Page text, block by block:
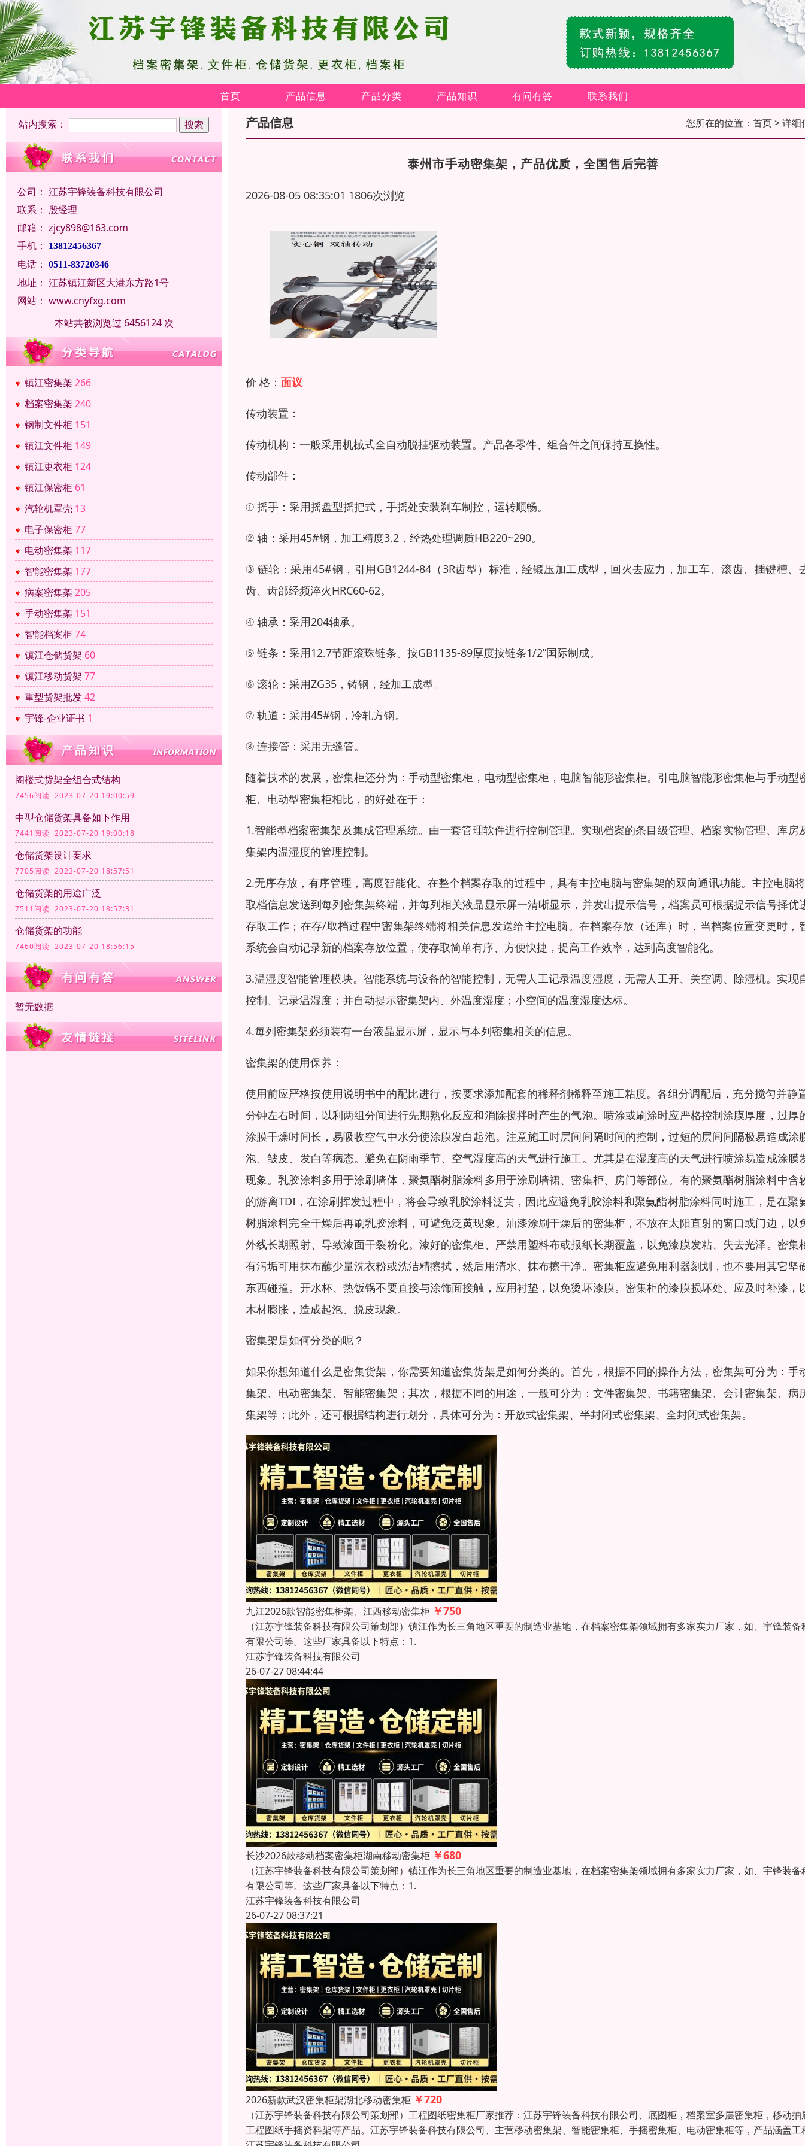
首页 产品信息 产品分类 产品知识 有问有答 联系我们
站内搜索：
公司： 江苏宇锋装备科技有限公司
联系： 殷经理
邮箱： zjcy898@163.com
手机：
13812456367
电话： 0511-83720346
地址： 江苏镇江新区大港东方路1号
网站： www.cnyfxg.com
本站共被浏览过 6456124 次
镇江密集架 266
档案密集架 240
钢制文件柜 151
镇江文件柜 149
镇江更衣柜 124
镇江保密柜 61
汽轮机罩壳 13
电子保密柜77
电动密集架 117
智能密集架 177
病案密集架 205
手动密集架 151
智能档案柜74
镇江仓储货架 60
镇江移动货架 77
重型货架批发42
宇锋-企业证书 1
阁楼式货架全组合式结构
7456阅读 2023-07-20 19:00:59
中型仓储货架具备如下作用
7441阅读 2023-07-20 19:00:18
仓储货架设计要求
7705阅读 2023-07-20 18:57:51
仓储货架的用途广泛
7511阅读 2023-07-20 18:57:31
仓储货架的功能
7460阅读 2023-07-20 18:56:15
暂无数据
产品信息 您所在的位置： 首页> 详细
泰州市手动密集架，产品优质，全国售后完善
2026-08-05 08:35:01 1806次浏览
价 格： 面议
传动装置：
传动机构：一般采用机械式全自动脱挂驱动装置。产品各零件、组合件之间保持互换性。
传动部件：
① 摇手：采用摇盘型摇把式，手摇处安装刹车制控，运转顺畅。
② 轴：采用45#钢，加工精度3.2，经热处理调质HB220~290。
③ 链轮：采用45#钢，引用GB1244-84（3R齿型）标准，经锻压加工成型，回火去应力，加工车、滚齿、插键槽、
齿、齿部经频淬火HRC60-62。
④ 轴承：采用204轴承。
⑤ 链条：采用12.7节距滚珠链条。按GB1135-89厚度按链条1/2”国际制成。
⑥ 滚轮：采用ZG35，铸钢，经加工成型。
⑦ 轨道：采用45#钢，冷轧方钢。
⑧ 连接管：采用无缝管。
随着技术的发展，密集柜还分为：手动型密集柜，电动型密集柜，电脑智能形密集柜。引电脑智能形密集柜与手动型
柜、电动型密集柜相比，的好处在于：
1.智能型档案密集架及集成管理系统。由一套管理软件进行控制管理。实现档案的条目级管理、档案实物管理、库房
集架内温湿度的管理控制。
2.无序存放，有序管理，高度智能化。在整个档案存取的过程中，具有主控电脑与密集架的双向通讯功能。主控电脑
取档信息发送到每列密集架终端，并每列相关液晶显示屏一清晰显示，并发出提示信号，档案员可根据提示信号择优
存取工作；在存/取档过程中密集架终端将相关信息发送给主控电脑。在档案存放（还库）时，当档案位置变更时，
系统会自动记录新的档案存放位置，使存取简单有序、方便快捷，提高工作效率，达到高度智能化。
3.温湿度智能管理模块。智能系统与设备的智能控制，无需人工记录温度湿度，无需人工开、关空调、除湿机。实现
控制、记录温湿度；并自动提示密集架内、外温度湿度；小空间的温度湿度达标。
4.每列密集架必须装有一台液晶显示屏，显示与本列密集相关的信息。
密集架的使用保养：
使用前应严格按使用说明书中的配比进行，按要求添加配套的稀释剂稀释至施工粘度。各组分调配后，充分搅匀并静
分钟左右时间，以利两组分间进行先期熟化反应和消除搅拌时产生的气泡。喷涂或刷涂时应严格控制涂膜厚度，过厚
涂膜干燥时间长，易吸收空气中水分使涂膜发白起泡。注意施工时层间间隔时间的控制，过短的层间间隔极易造成涂
泡、皱皮、发白等病态。避免在阴雨季节、空气湿度高的天气进行施工。尤其是在湿度高的天气进行喷涂易造成涂膜
现象。乳胶涂料多用于涂刷墙体，聚氨酯树脂涂料多用于涂刷墙裙、密集柜、房门等部位。有的聚氨酯树脂涂料中含
的游离TDI，在涂刷挥发过程中，将会导致乳胶涂料泛黄，因此应避免乳胶涂料和聚氨酯树脂涂料同时施工，是在聚
树脂涂料完全干燥后再刷乳胶涂料，可避免泛黄现象。油漆涂刷干燥后的密集柜，不放在太阳直射的窗口或门边，以
外线长期照射、导致漆面干裂粉化。漆好的密集柜、严禁用塑料布或报纸长期覆盖，以免漆膜发粘、失去光泽。密集
有污垢可用抹布蘸少量洗衣粉或洗洁精擦拭，然后用清水、抹布擦干净。密集柜应避免用利器刻划，也不要用其它坚
东西碰撞。开水杯、热饭锅不要直接与涂饰面接触，应用衬垫，以免烫坏漆膜。密集柜的漆膜损坏处、应及时补漆，
木材膨胀，造成起泡、脱皮现象。
密集架是如何分类的呢？
如果你想知道什么是密集货架，你需要知道密集货架是如何分类的。首先，根据不同的操作方法，密集架可分为：手
集架、电动密集架、智能密集架；其次，根据不同的用途，一般可分为：文件密集架、书籍密集架、会计密集架、病
集架等；此外，还可根据结构进行划分，具体可分为：开放式密集架、半封闭式密集架、全封闭式密集架。
九江2026款智能密集柜架、江西移动密集柜 ￥750
（江苏宇锋装备科技有限公司策划部）镇江作为长三角地区重要的制造业基地，在档案密集架领域拥有多家实力厂家，如、宇锋装备
有限公司等。这些厂家具备以下特点：1.
江苏宇锋装备科技有限公司
26-07-27 08:44:44
长沙2026款移动档案密集柜湖南移动密集柜 ￥680
（江苏宇锋装备科技有限公司策划部）镇江作为长三角地区重要的制造业基地，在档案密集架领域拥有多家实力厂家，如、宇锋装备
有限公司等。这些厂家具备以下特点：1.
江苏宇锋装备科技有限公司
26-07-27 08:37:21
2026新款武汉密集柜架湖北移动密集柜 ￥720
（江苏宇锋装备科技有限公司策划部）工程图纸密集柜厂家推荐：江苏宇锋装备科技有限公司、底图柜，档案室多层密集柜，移动抽
工程图纸手摇资料架等产品。江苏宇锋装备科技有限公司、主营移动密集架、智能密集柜、手摇密集柜、电动密集柜等，产品涵盖工